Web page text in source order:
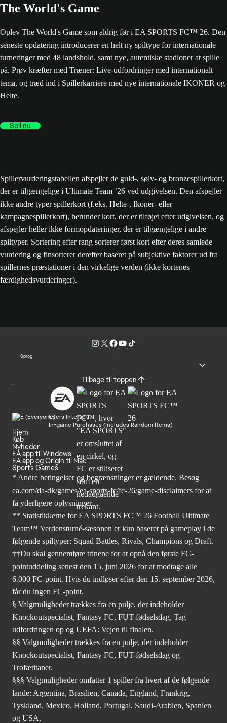
The World's Game
Oplev The World's Game som aldrig før i EA SPORTS FC™ 26. Den
seneste opdatering introducerer en helt ny spiltype for internationale
turneringer med 48 landshold, samt nye, autentiske stadioner at spille
på. Prøv kræfter med Træner: Live-udfordringer med internationalt
tema, og træd ind i Spillerkarriere med nye internationale IKONER og
Helte.
Spil nu
Spillervurderingstabellen afspejler de guld-, sølv- og bronzespillerkort,
der er tilgængelige i Ultimate Team ’26 ved udgivelsen. Den afspejler
ikke andre typer spillerkort (f.eks. Helte-, Ikoner- eller
kampagnespillerkort), herunder kort, der er tilføjet efter udgivelsen, og
afspejler heller ikke formopdateringer, der er tilgængelige i andre
spiltyper. Sortering efter rang sorterer først kort efter deres samlede
vurdering og finsorterer derefter baseret på subjektive faktorer ud fra
spillernes præstationer i den virkelige verden (ikke kortenes
færdighedsvurderinger).
Sprog
Tilbage til toppen
Users Interact
In-game Purchases (Includes Random Items)
Hjem
Køb
Nyheder
EA app til Windows
EA app og Origin til Mac
Sports Games
* Andre betingelser og begrænsninger er gældende. Besøg
ea.com/da-dk/games/ea-sports-fc/fc-26/game-disclaimers for at
få yderligere oplysninger.
** Statistikkerne for EA SPORTS FC™ 26 Football Ultimate
Team™ Verdensturné-sæsonen er kun baseret på gameplay i de
følgende spiltyper: Squad Battles, Rivals, Champions og Draft.
††Du skal gennemføre trinene for at opnå den første FC-
pointuddeling senest den 15. juni 2026 for at modtage alle
6.000 FC-point. Hvis du indløser efter den 15. september 2026,
får du ingen FC-point.
§ Valgmuligheder trækkes fra en pulje, der indeholder
Knockoutspecialist, Fantasy FC, FUT-fødselsdag, Tag
udfordringen op og UEFA: Vejen til finalen.
§§ Valgmuligheder trækkes fra en pulje, der indeholder
Knockoutspecialist, Fantasy FC, FUT-fødselsdag og
Trofætitaner.
§§§ Valgmuligheder omfatter 1 spiller fra hvert af de følgende
lande: Argentina, Brasilien, Canada, England, Frankrig,
Tyskland, Mexico, Holland, Portugal, Saudi-Arabien, Spanien
og USA.